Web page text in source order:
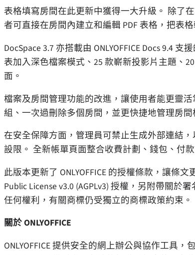
表格填寫房間在此更新中獲得一大升級。 除了
者可直接在房間內建立和編輯 PDF 表格，把表
DocSpace 3.7 亦搭載由 ONLYOFFICE Docs 9.4
表加入深色檔案模式、25 款嶄新投影片主題、
面。
檔案及房間管理功能的改進，讓使用者能更靈
組、一次過刪除多個房間，並更快捷地管理房間
在安全保障方面，管理員可禁止生成外部連結
設限。 全新帳單頁面整合收費計劃、錢包、付
此版本更新了 ONLYOFFICE 的授權條款，讓條
Public License v3.0 (AGPLv3) 授權，另附帶關於
任何權利，有關商標仍受獨立的商標政策約束。
關於 ONLYOFFICE
ONLYOFFICE 提供安全的網上辦公與協作工具